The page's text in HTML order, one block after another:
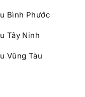
Bình Phước
Tây Ninh
Vũng Tàu